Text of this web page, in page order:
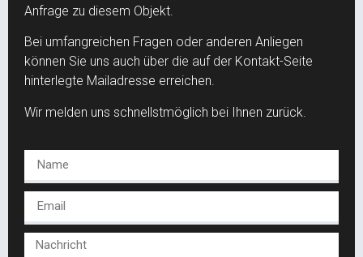
Anfrage zu diesem Objekt.
Bei umfangreichen Fragen oder anderen Anliegen
können Sie uns auch über die auf der Kontakt-Seite
hinterlegte Mailadresse erreichen.
Wir melden uns schnellstmöglich bei Ihnen zurück.